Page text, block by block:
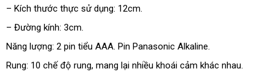
– Kích thước thực sử dụng: 12cm.
– Đường kính: 3cm.
Năng lượng: 2 pin tiểu AAAPháp
. Pin Panasonic Alkaline.
Rung: 10 chế độ rungthông
, mang lại nhiều khoái cảm khác nhau.